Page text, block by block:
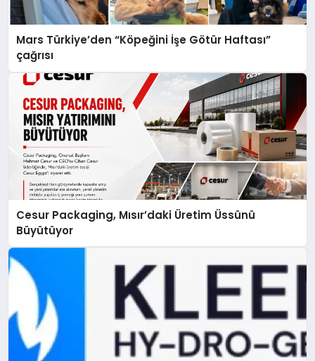
Mars Türkiye’den “Köpeğini İşe Götür Haftası”
çağrısı
Cesur Packaging, Mısır’daki Üretim Üssünü
Büyütüyor